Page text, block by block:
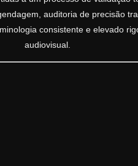
auditoria de precisão
consistente e elevado
audiovisual.